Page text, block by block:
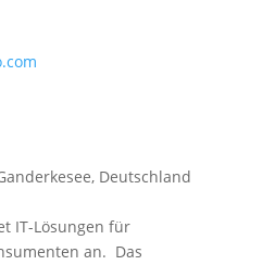
Deutschland
IT-Lösungen für
an. Das